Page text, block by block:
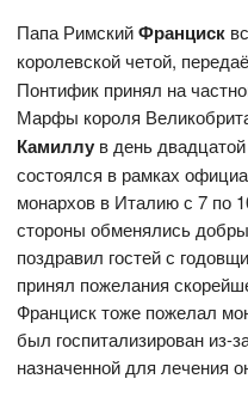
Папа РимскийФранциск
королевской четой,
Понтифик принял на
Марфы короля
Камиллу в день
состоялся в рамках
монархов в Италию с 7 по
стороны обменялись
поздравил гостей с
принял пожелания
Франциск тоже пожелал
был госпитализирован из-
назначенной для лечения